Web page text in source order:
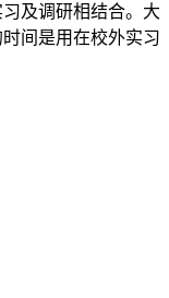
及调研相结合。大
间是用在校外实习